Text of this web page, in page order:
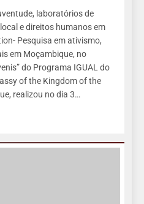
laboratórios de
e direitos humanos em
Pesquisa em ativismo,
em Moçambique, no
do Programa IGUAL do
of the Kingdom of the
realizou no dia 3…